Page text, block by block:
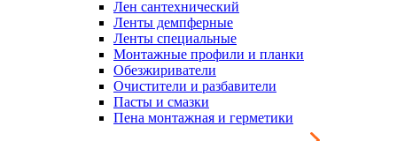
Лен сантехнический
Ленты демпферные
Ленты специальные
Монтажные профили и планки
Обезжириватели
Очистители и разбавители
Пасты и смазки
Пена монтажная и герметики